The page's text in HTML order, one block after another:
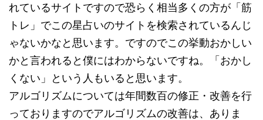
れているサイトですので恐らく相当多くの方が「筋
トレ」でこの星占いのサイトを検索されているんじ
ゃないかなと思います。ですのでこの挙動おかしい
かと言われると僕にはわからないですね。「おかし
くない」という人もいると思います。
アルゴリズムについては年間数百の修正・改善を行
っておりますのでアルゴリズムの改善は、ありま